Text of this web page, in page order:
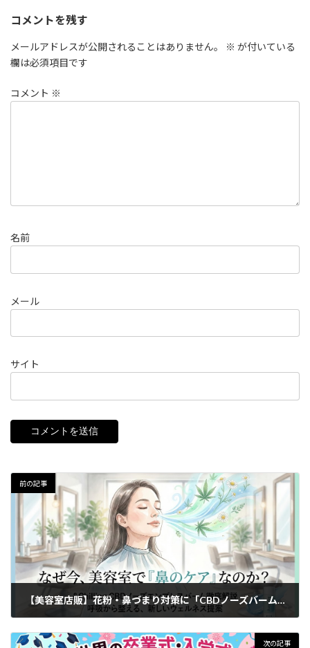
コメントを残す
メールアドレスが公開されることはありません。 ※ が付いている
欄は必須項目です
コメント ※
名前
メール
サイト
前の記事
【美容室店販】花粉・鼻づまり対策に「CBDノーズバーム」｜&Chillingの使い方・成分・口コミ・価格まとめ
次の記事